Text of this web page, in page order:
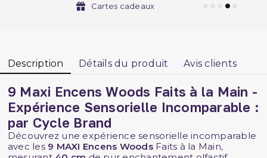
Cartes cadeaux
Description Détails du produit Avis clients
9 Maxi Encens Woods Faits à la Main -
Expérience Sensorielle Incomparable :
par Cycle Brand
Découvrez une expérience sensorielle incomparable
avec les 9 MAXI Encens WoodsFaits à la Main,